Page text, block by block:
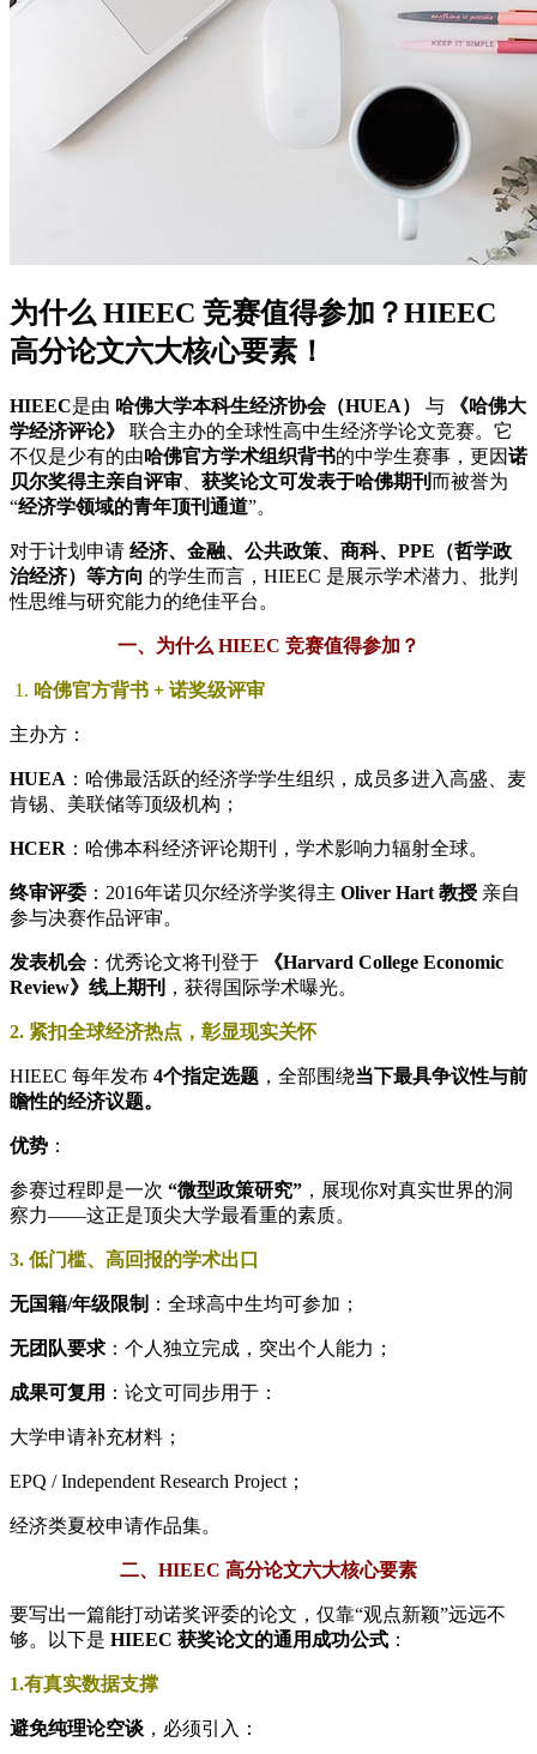
为什么 HIEEC 竞赛值得参加？HIEEC
高分论文六大核心要素！
HIEEC是由 哈佛大学本科生经济协会（HUEA） 与
《哈佛大
学经济评论》
联合主办的全球性高中生经济学论文竞赛。它
不仅是少有的由哈佛官方学术组织背书的中学生赛事，更因诺
贝尔奖得主亲自评审
获奖论文可发表于哈佛期刊 而被誉为
“经济学领域的青年顶刊通道”。
对于计划申请 经济、金融、公共政策、商科、PPE（哲学政
治经济）等方向 的学生而言，HIEEC 是展示学术潜力、批判
性思维与研究能力的绝佳平台。
一、为什么 HIEEC 竞赛值得参加？
1. 哈佛官方背书 + 诺奖级评审
主办方：
HUEA ：哈佛最活跃的经济学学生组织，成员多进入高盛、麦
肯锡、美联储等顶级机构；
HCER ：哈佛本科经济评论期刊，学术影响力辐射全球。
终审评委 ：2016年诺贝尔经济学奖得主 Oliver Hart 教授 亲自
参与决赛作品评审。
发表机会：优秀论文将刊登于
《Harvard College Economic
Review》线上期刊
，获得国际学术曝光。
2. 紧扣全球经济热点，彰显现实关怀
HIEEC 每年发布 4个指定选题 ，全部围绕当下最具争议性与前
瞻性的经济议题。
优势 ：
参赛过程即是一次 “微型政策研究” ，展现你对真实世界的洞
察力——这正是顶尖大学最看重的素质。
3. 低门槛、高回报的学术出口
无国籍/年级限制 ：全球高中生均可参加；
无团队要求 ：个人独立完成，突出个人能力；
成果可复用 ：论文可同步用于：
大学申请补充材料；
EPQ / Independent Research Project；
经济类夏校申请作品集。
二、HIEEC 高分论文六大核心要素
要写出一篇能打动诺奖评委的论文，仅靠“观点新颖”远远不
够。以下是 HIEEC 获奖论文的通用成功公式 ：
1.有真实数据支撑
避免纯理论空谈 ，必须引入：